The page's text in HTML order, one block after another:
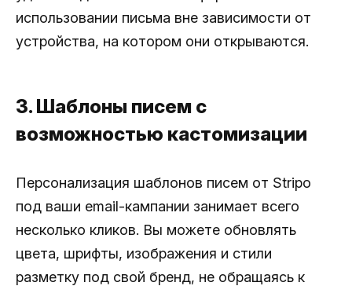
использовании письма вне зависимости от
устройства, на котором они открываются.
3. Шаблоны писем с
возможностью кастомизации
Персонализация шаблонов писем от Stripo
под ваши email-кампании занимает всего
несколько кликов. Вы можете обновлять
цвета, шрифты, изображения и стили
разметку под свой бренд, не обращаясь к